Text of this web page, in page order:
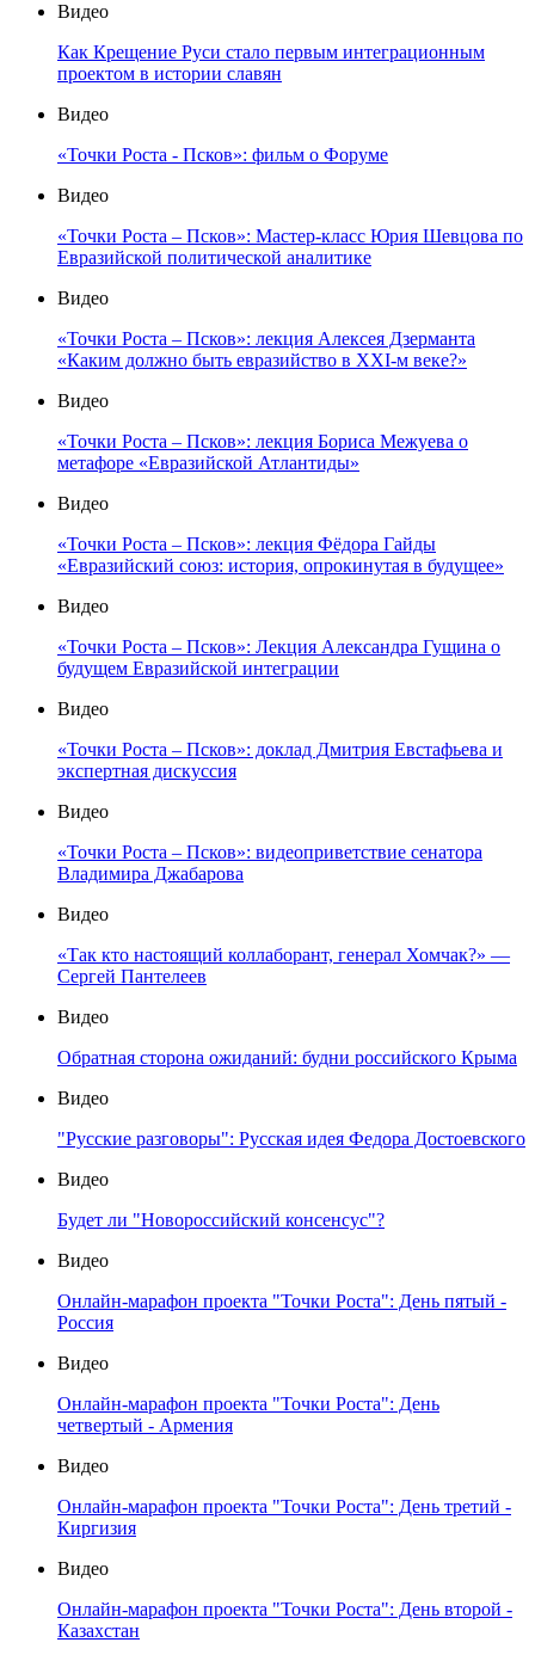
Видео
Как Крещение Руси стало первым интеграционным
проектом в истории славян
Видео
«Точки Роста - Псков»: фильм о Форуме
Видео
«Точки Роста – Псков»: Мастер-класс Юрия Шевцова по
Евразийской политической аналитике
Видео
«Точки Роста – Псков»: лекция Алексея Дзерманта
«Каким должно быть евразийство в XXI-м веке?»
Видео
«Точки Роста – Псков»: лекция Бориса Межуева о
метафоре «Евразийской Атлантиды»
Видео
«Точки Роста – Псков»: лекция Фёдора Гайды
«Евразийский союз: история, опрокинутая в будущее»
Видео
«Точки Роста – Псков»: Лекция Александра Гущина о
будущем Евразийской интеграции
Видео
«Точки Роста – Псков»: доклад Дмитрия Евстафьева и
экспертная дискуссия
Видео
«Точки Роста – Псков»: видеоприветствие сенатора
Владимира Джабарова
Видео
«Так кто настоящий коллаборант, генерал Хомчак?» —
Сергей Пантелеев
Видео
Обратная сторона ожиданий: будни российского Крыма
Видео
"Русские разговоры": Русская идея Федора Достоевского
Видео
Будет ли "Новороссийский консенсус"?
Видео
Онлайн-марафон проекта "Точки Роста": День пятый -
Россия
Видео
Онлайн-марафон проекта "Точки Роста": День
четвертый - Армения
Видео
Онлайн-марафон проекта "Точки Роста": День третий -
Киргизия
Видео
Онлайн-марафон проекта "Точки Роста": День второй -
Казахстан